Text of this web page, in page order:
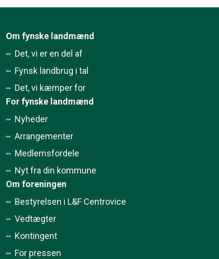
Om fynske landmænd
Det, vi er en del af
Fynsk landbrug i tal
Det, vi kæmper for
For fynske landmænd
Nyheder
Arrangementer
Medlemsfordele
Nyt fra din kommune
Om foreningen
Bestyrelsen i L&F Centrovice
Vedtægter
Kontingent
For pressen